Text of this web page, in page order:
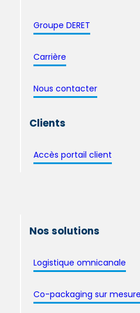
Groupe DERET
Carrière
Nous contacter
Clients
Accès portail client
Nos solutions
Logistique omnicanale
Co-packaging sur mesure